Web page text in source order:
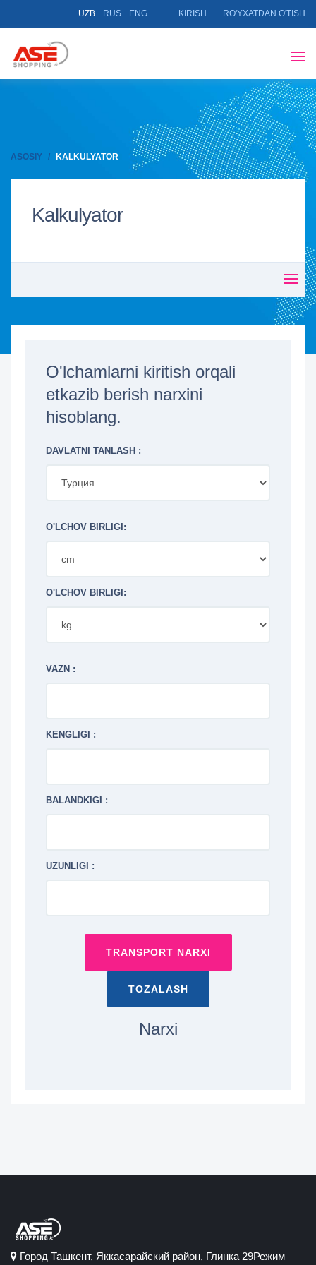
UZB RUS ENG KIRISH RO'YXATDAN O'TISH
ASOSIY KALKULYATOR
Kalkulyator
O'lchamlarni kiritish orqali
etkazib berish narxini
hisoblang.
DAVLATNI TANLASH :
O'LCHOV BIRLIGI:
O'LCHOV BIRLIGI:
VAZN :
KENGLIGI :
BALANDKIGI :
UZUNLIGI :
TRANSPORT NARXI
TOZALASH
Narxi
Город Ташкент, Яккасарайский район, Глинка 29Режим